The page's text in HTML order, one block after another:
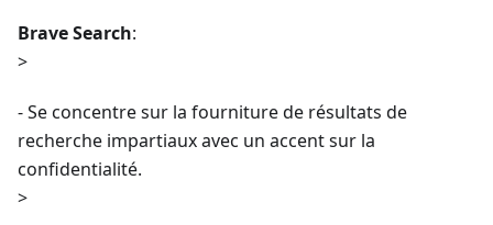
Brave Search:
>
- Se concentre sur la fourniture de résultats de
recherche impartiaux avec un accent sur la
confidentialité.
>